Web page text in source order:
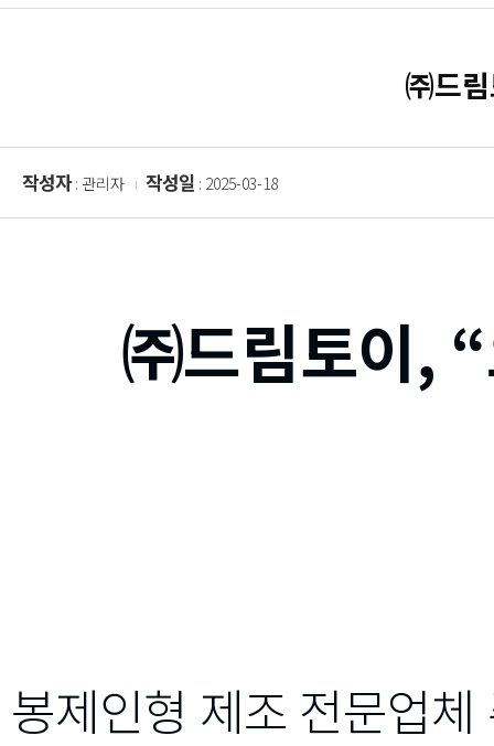
㈜드
작성자: 관리자 작성일 : 2025-03-18
㈜드림토이,
봉제인형 제조 전문업